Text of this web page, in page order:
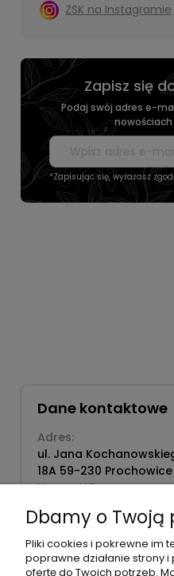
ZSK na Instagramie
Zapisz się
Podaj swój adres e-
*Zapisując się, wyrażasz
Dane kontaktowe
Adres:
ul. Jana
18A 59-230 Prochowice
Numer NIP:
Telefon:
518358020
Dbamy o
Pliki cookies i pokrewne im
poprawne działanie strony
ofertę do Twoich potrzeb.